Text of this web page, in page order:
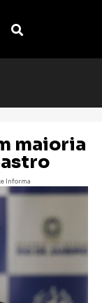
maioria
Informa